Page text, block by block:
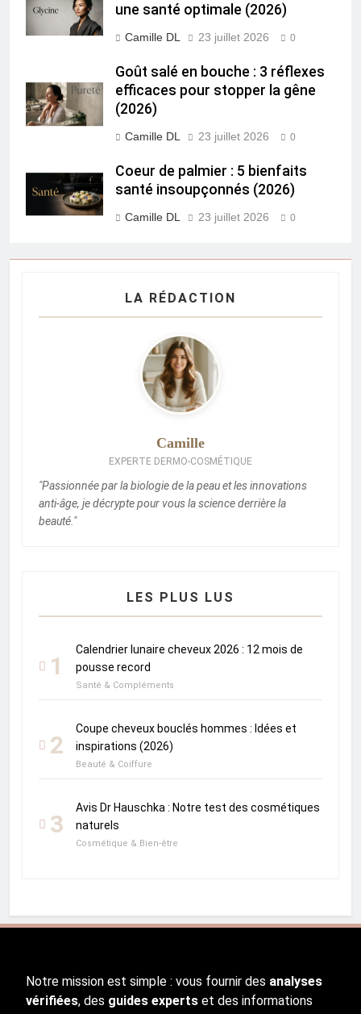
une santé optimale (2026)
Camille DL 23 juillet 2026 0
Goût salé en bouche : 3 réflexes
efficaces pour stopper la gêne
(2026)
Camille DL 23 juillet 2026 0
Coeur de palmier : 5 bienfaits
santé insoupçonnés (2026)
Camille DL 23 juillet 2026 0
LA RÉDACTION
Camille
EXPERTE DERMO-COSMÉTIQUE
"Passionnée par la biologie de la peau et les innovations
anti-âge, je décrypte pour vous la science derrière la
beauté."
LES PLUS LUS
1
Calendrier lunaire cheveux 2026 : 12 mois de
pousse record
Santé & Compléments
2
Coupe cheveux bouclés hommes : Idées et
inspirations (2026)
Beauté & Coiffure
3
Avis Dr Hauschka : Notre test des cosmétiques
naturels
Cosmétique & Bien-être
Notre mission est simple : vous fournir des analyses
vérifiées, des guides experts et des informations